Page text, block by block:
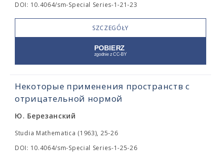
DOI: 10.4064/sm-Special Series-1-21-23
SZCZEGÓŁY
Некоторые применения пространств с
отрицательной нормой
Ю. Березанский
Studia Mathematica (1963), 25-26
DOI: 10.4064/sm-Special Series-1-25-26